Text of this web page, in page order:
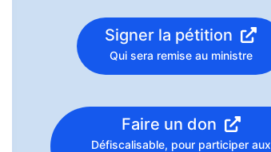
Signer la pétition
Qui sera remise au ministre
Faire un don
Défiscalisable, pour participer aux